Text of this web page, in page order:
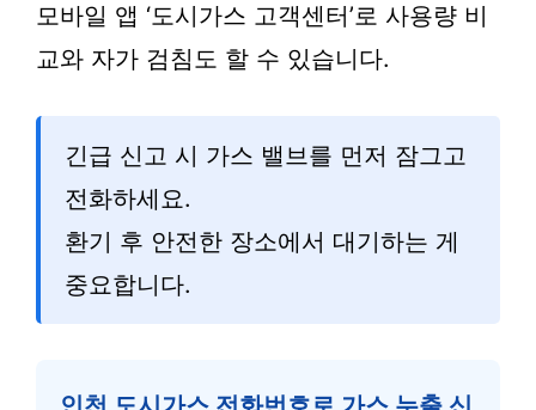
모바일 앱 ‘도시가스 고객센터’로 사용량 비
교와 자가 검침도 할 수 있습니다.
긴급 신고 시 가스 밸브를 먼저 잠그고
전화하세요.
환기 후 안전한 장소에서 대기하는 게
중요합니다.